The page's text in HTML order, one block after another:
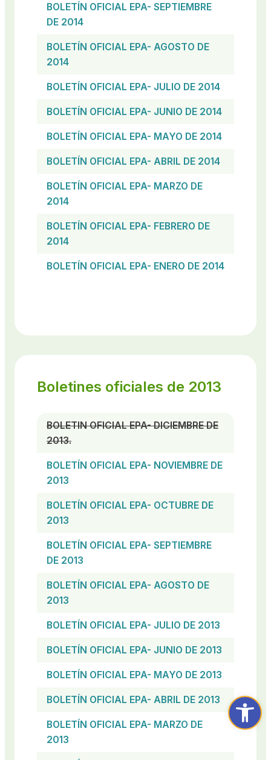
Abrir
BOLETÍN OFICIAL EPA- SEPTIEMBRE
DE 2014
BOLETÍN OFICIAL EPA- AGOSTO DE
2014
BOLETÍN OFICIAL EPA- JULIO DE 2014
BOLETÍN OFICIAL EPA- JUNIO DE 2014
BOLETÍN OFICIAL EPA- MAYO DE 2014
BOLETÍN OFICIAL EPA- ABRIL DE 2014
BOLETÍN OFICIAL EPA- MARZO DE
2014
BOLETÍN OFICIAL EPA- FEBRERO DE
2014
BOLETÍN OFICIAL EPA- ENERO DE 2014
Boletines oficiales de 2013
BOLETIN OFICIAL EPA- DICIEMBRE DE
2013.
BOLETÍN OFICIAL EPA- NOVIEMBRE DE
2013
BOLETÍN OFICIAL EPA- OCTUBRE DE
2013
BOLETÍN OFICIAL EPA- SEPTIEMBRE
DE 2013
BOLETÍN OFICIAL EPA- AGOSTO DE
2013
BOLETÍN OFICIAL EPA- JULIO DE 2013
BOLETÍN OFICIAL EPA- JUNIO DE 2013
BOLETÍN OFICIAL EPA- MAYO DE 2013
BOLETÍN OFICIAL EPA- ABRIL DE 2013
BOLETÍN OFICIAL EPA- MARZO DE
2013